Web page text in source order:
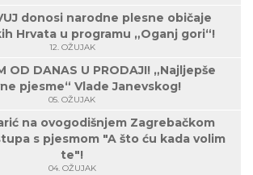
donosi narodne plesne običaje
Hrvata u programu „Oganj gori“!
12. OŽUJAK
OD DANAS U PRODAJI! „Najljepše
pjesme“ Vlade Janevskog!
05. OŽUJAK
na ovogodišnjem Zagrebačkom
s pjesmom "A što ću kada volim
te"!
04. OŽUJAK